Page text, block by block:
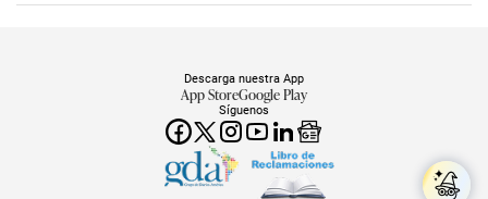
Síguenos
Descarga nuestra App
App StoreGoogle Play